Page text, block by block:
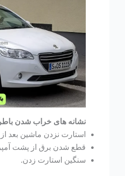
نشانه های خراب شدن باطری
استارت نزدن ماشین بعد
قطع شدن برق از پشت
سنگین استارت زدن.